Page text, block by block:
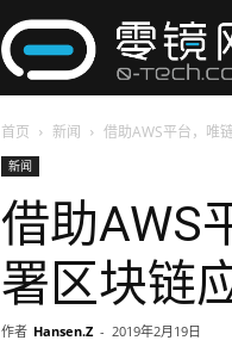
首页 新闻 借助AWS平台，唯
新闻
借助AWS
署区块链
作者 Hansen.Z - 2019年2月19日